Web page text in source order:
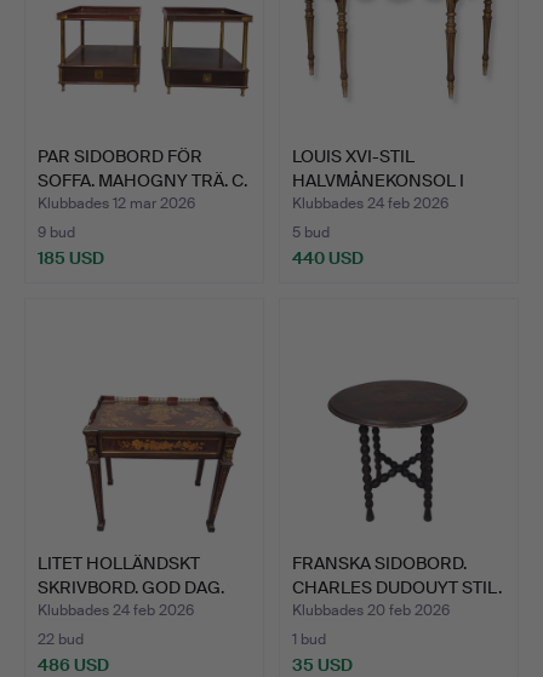
PAR SIDOBORD FÖR
SOFFA. MAHOGNY TRÄ. C.
19…
Klubbades 12 mar 2026
9 bud
185 USD
LOUIS XVI-STIL
HALVMÅNEKONSOL I
POLYKROMT …
Klubbades 24 feb 2026
5 bud
440 USD
LITET HOLLÄNDSKT
SKRIVBORD. GOD DAG.
INHÄG…
Klubbades 24 feb 2026
22 bud
486 USD
FRANSKA SIDOBORD.
CHARLES DUDOUYT STIL.
OM…
Klubbades 20 feb 2026
1 bud
35 USD